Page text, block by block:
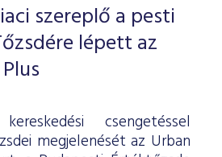
szereplő a pesti
lépett az
csengetéssel
megjelenését az Urban